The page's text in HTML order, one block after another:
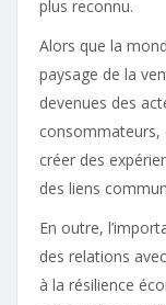
plus reconnu.
Alors que la
paysage de la
devenues des
consommateurs,
créer des
des liens
En outre,
des relations
à la résilience